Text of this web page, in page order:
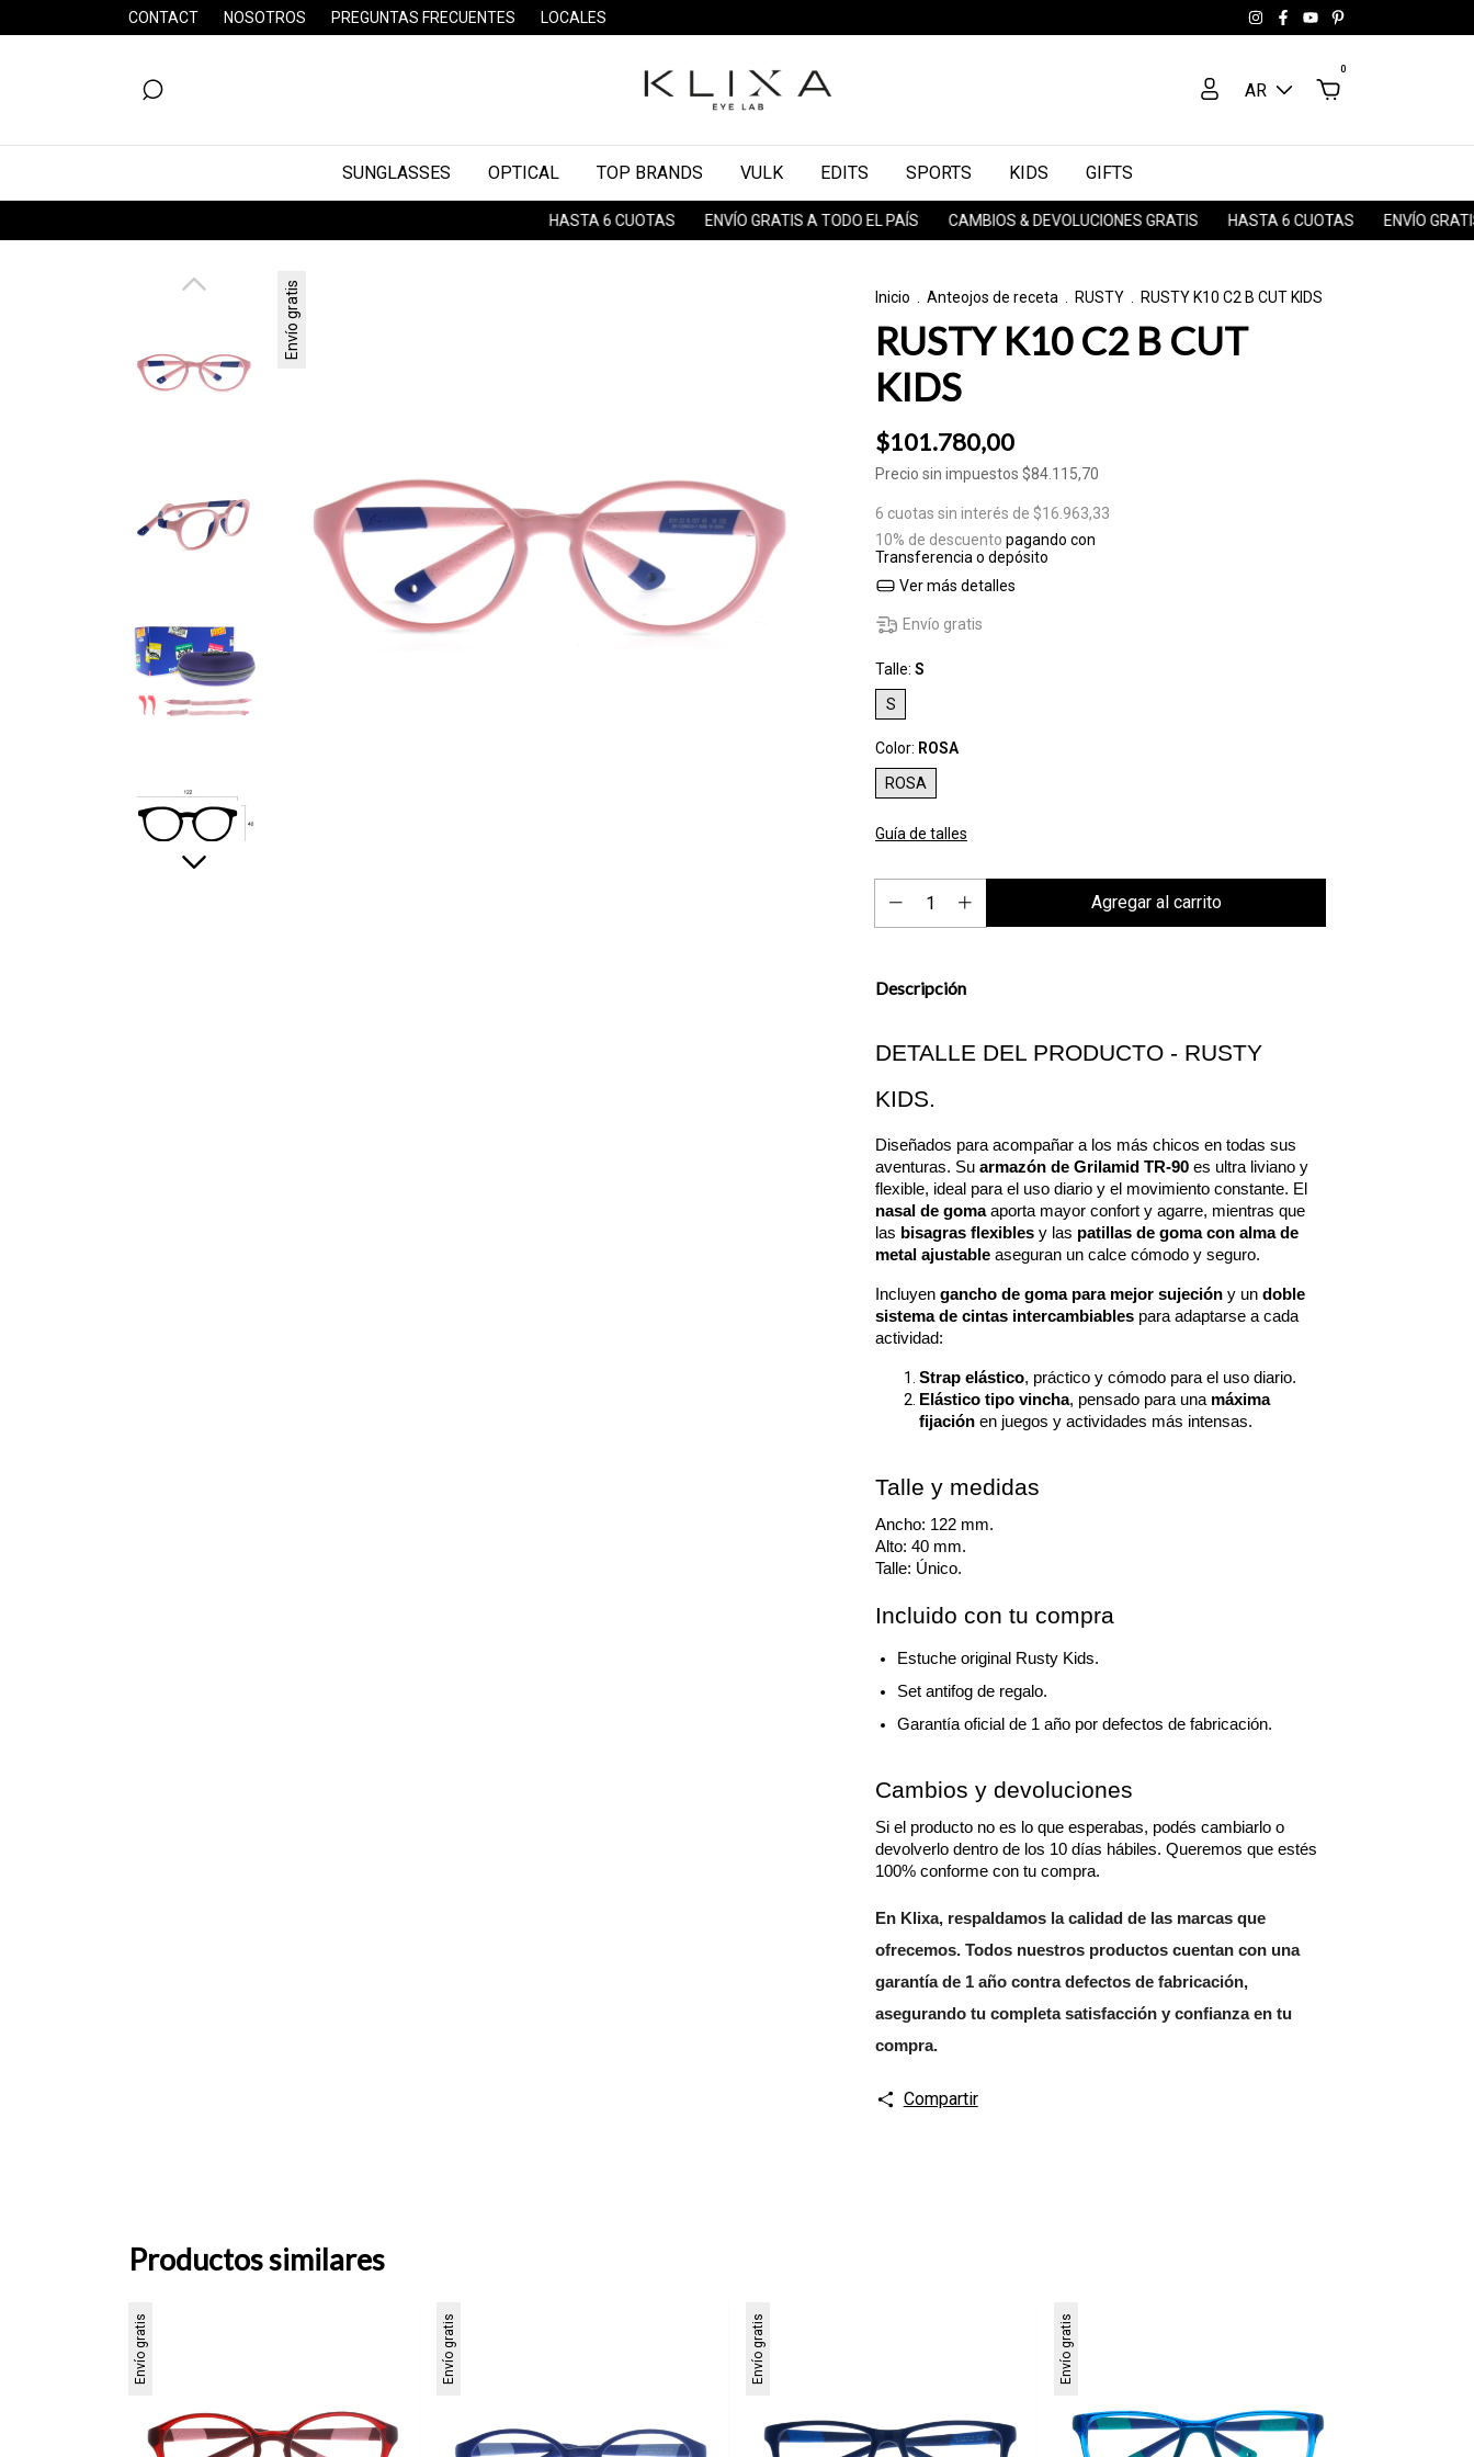
CONTACT NOSOTROS PREGUNTAS FRECUENTES LOCALES
AR
0
SUNGLASSES OPTICAL TOP BRANDS VULK EDITS SPORTS KIDS GIFTS
HASTA 6 CUOTAS ENVÍO GRATIS A TODO EL PAÍS CAMBIOS & DEVOLUCIONES GRATIS HASTA 6 CUOTAS ENVÍO GRATIS A
Envío gratis Inicio Anteojos de receta RUSTY RUSTY K10 C2 B CUT KIDS
RUSTY K10 C2 B CUT
KIDS
$101.780,00
Precio sin impuestos $84.115,70
6 cuotas sin interés de $16.963,33
10% de descuento pagando con
Transferencia o depósito
Ver más detalles
Envío gratis
Talle: S
S
Color: ROSA
ROSA
Guía de talles
Descripción
DETALLE DEL PRODUCTO - RUSTY
KIDS.
Diseñados para acompañar a los más chicos en todas sus
aventuras. Su armazón de Grilamid TR-90 es ultra liviano y
nasal de goma aporta mayor confort y agarre, mientras que
las bisagras flexibles y las patillas de goma con alma de
metal ajustable aseguran un calce cómodo y seguro.
Incluyen gancho de goma para mejor sujeción y un doble
sistema de cintas intercambiables para adaptarse a cada
actividad:
Strap elástico, práctico y cómodo para el uso diario.
Elástico tipo vincha, pensado para una máxima
fijación en juegos y actividades más intensas.
Talle y medidas
Ancho: 122 mm.
Alto: 40 mm.
Talle: Único.
Incluido con tu compra
Estuche original Rusty Kids.
Set antifog de regalo.
Garantía oficial de 1 año por defectos de fabricación.
Cambios y devoluciones
Si el producto no es lo que esperabas, podés cambiarlo o
devolverlo dentro de los 10 días hábiles. Queremos que estés
100% conforme con tu compra.
En Klixa, respaldamos la calidad de las marcas que
ofrecemos. Todos nuestros productos cuentan con una
garantía de 1 año contra defectos de fabricación,
asegurando tu completa satisfacción y confianza en tu
compra.
Compartir
Productos similares
Envío gratis Envío gratis Envío gratis Envío gratis